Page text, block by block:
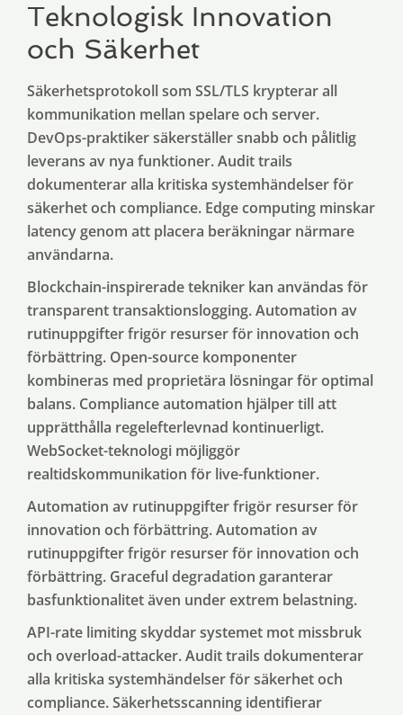
Teknologisk Innovation
och Säkerhet
Säkerhetsprotokoll som SSL/TLS krypterar all
kommunikation mellan spelare och server.
DevOps-praktiker säkerställer snabb och pålitlig
leverans av nya funktioner. Audit trails
dokumenterar alla kritiska systemhändelser för
säkerhet och compliance. Edge computing minskar
latency genom att placera beräkningar närmare
användarna.
Blockchain-inspirerade tekniker kan användas för
transparent transaktionslogging. Automation av
rutinuppgifter frigör resurser för innovation och
förbättring. Open-source komponenter
kombineras med proprietära lösningar för optimal
balans. Compliance automation hjälper till att
upprätthålla regelefterlevnad kontinuerligt.
WebSocket-teknologi möjliggör
realtidskommunikation för live-funktioner.
Automation av rutinuppgifter frigör resurser för
innovation och förbättring. Automation av
rutinuppgifter frigör resurser för innovation och
förbättring. Graceful degradation garanterar
basfunktionalitet även under extrem belastning.
API-rate limiting skyddar systemet mot missbruk
och overload-attacker. Audit trails dokumenterar
alla kritiska systemhändelser för säkerhet och
compliance. Säkerhetsscanning identifierar